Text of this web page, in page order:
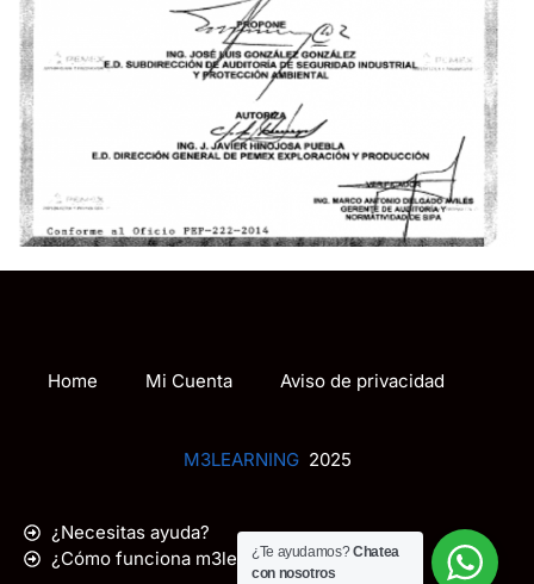
Home Mi Cuenta Aviso de privacidad
M3LEARNING2025
¿Necesitas ayuda?
¿Cómo funciona m3learning.com.mx?
¿Te ayudamos?Chatea
con nosotros